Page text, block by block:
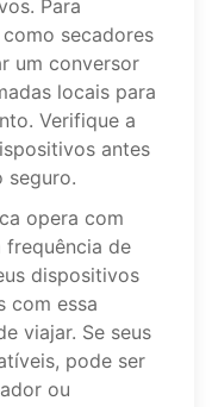
Para
secadores
um conversor
locais para
Verifique a
antes
seguro.
opera com
frequência de
dispositivos
com essa
viajar. Se seus
pode ser
ou